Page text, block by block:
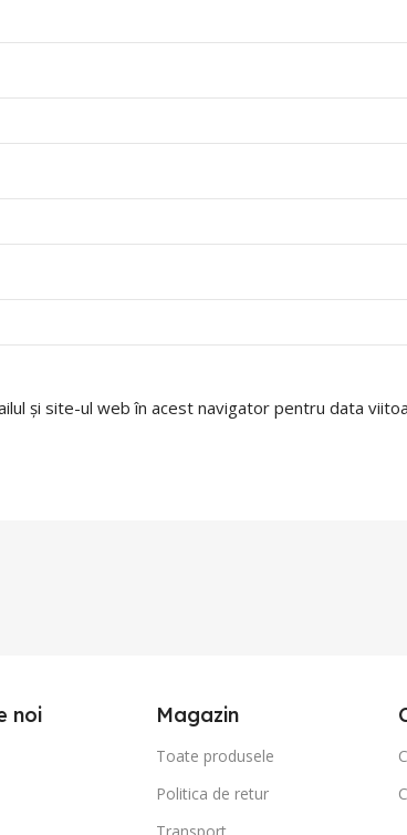
și site-ul web în acest navigator pentru data
noi Magazin
Toate produsele
Politica de retur